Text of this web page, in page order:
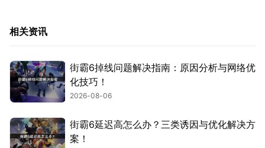
相关资讯
街霸6掉线问题解决指南：原因分析与网络优
化技巧！
2026-08-06
街霸6延迟高怎么办？三类诱因与优化解决方
案！